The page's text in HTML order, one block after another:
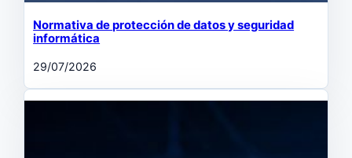
Normativa de protección de datos y seguridad
informática
29/07/2026